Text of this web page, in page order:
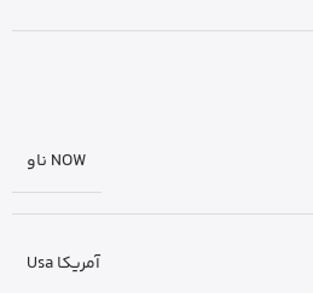
NOW ناو
آمریکا Usa